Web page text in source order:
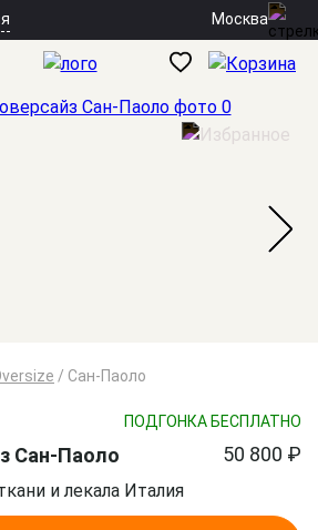
Москва
/ Cан-Паоло
ПОДГОНКА БЕСПЛАТНО
Cан-Паоло 50 800 ₽
и лекала Италия